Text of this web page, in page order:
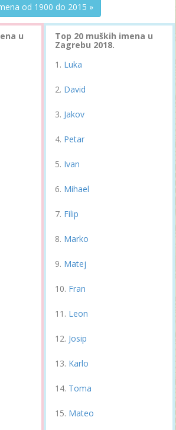
od 1900 do 2015 »
u Top 20 muških imena u
Zagrebu 2018.
Luka
David
Jakov
Petar
Ivan
Mihael
Filip
Marko
Matej
Fran
Leon
Josip
Karlo
Toma
Mateo